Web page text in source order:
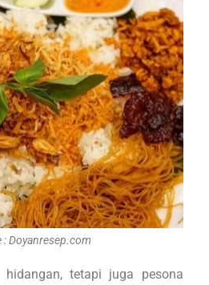
: Doyanresep.com
tetapi juga pesona